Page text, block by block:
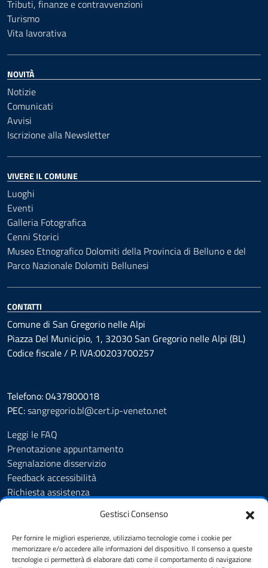
Gestisci Consenso
Per fornire le migliori esperienze, utilizziamo tecnologie come i cookie per
memorizzare e/o accedere alle informazioni del dispositivo. Il consenso a queste
tecnologie ci permetterà di elaborare dati come il comportamento di navigazione
Tributi, finanze e contravvenzioni
Turismo
Vita lavorativa
NOVITÀ
Notizie
Comunicati
Avvisi
Iscrizione alla Newsletter
VIVERE IL COMUNE
Luoghi
Eventi
Galleria Fotografica
Cenni Storici
Museo Etnografico Dolomiti della Provincia di Belluno e del
Parco Nazionale Dolomiti Bellunesi
CONTATTI
Comune di San Gregorio nelle Alpi
Piazza Del Municipio, 1, 32030 San Gregorio nelle Alpi (BL)
Codice fiscale / P. IVA:00203700257
Telefono: 0437800018
PEC:sangregorio.bl@cert.ip-veneto.net
Leggi le FAQ
Prenotazione appuntamento
Segnalazione disservizio
Feedback accessibilità
Richiesta assistenza
Amministrazione trasparente
Informativa privacy
Cookie Policy (UE)
Dichiarazione di accessibilità